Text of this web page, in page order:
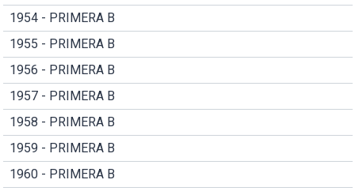
1954 - PRIMERA B
1955 - PRIMERA B
1956 - PRIMERA B
1957 - PRIMERA B
1958 - PRIMERA B
1959 - PRIMERA B
1960 - PRIMERA B